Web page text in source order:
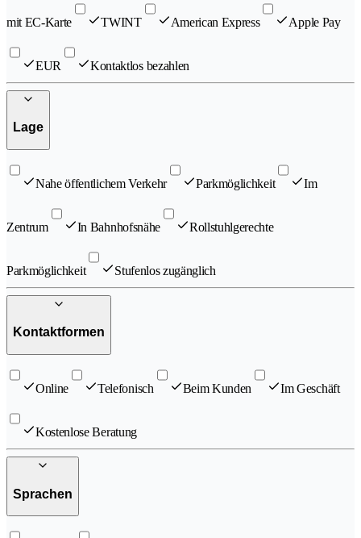
mit EC-Karte TWINT American Express Apple Pay
EUR Kontaktlos bezahlen
Lage
Nahe öffentlichem Verkehr Parkmöglichkeit Im
Zentrum In Bahnhofsnähe Rollstuhlgerechte
Parkmöglichkeit Stufenlos zugänglich
Kontaktformen
Online Telefonisch Beim Kunden Im Geschäft
Kostenlose Beratung
Sprachen